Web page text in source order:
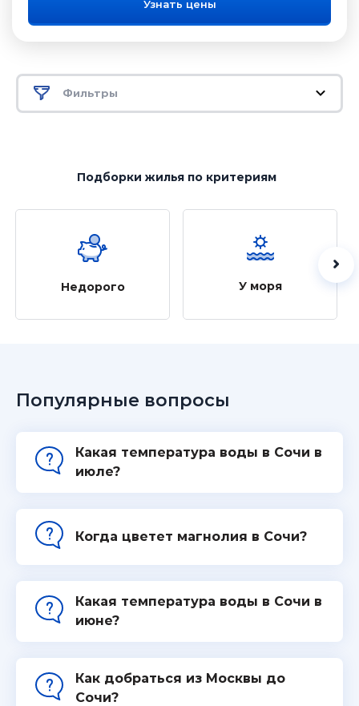
Узнать цены
Фильтры
Подборки жильяпо критериям
Недорого У моря
Популярные вопросы
Какая температура воды в Сочи в
июле?
Когда цветет магнолия в Сочи?
Какая температура воды в Сочи в
июне?
Как добраться из Москвы до
Сочи?